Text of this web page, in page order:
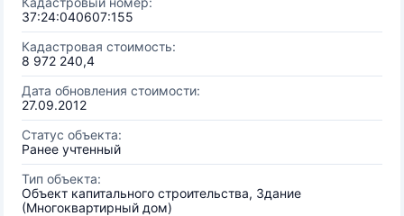
37:24:040607:155
Кадастровая стоимость:
8 972 240,4
Дата обновления стоимости:
27.09.2012
Статус объекта:
Ранее учтенный
Тип объекта:
Объект капитального строительства, Здание
(Многоквартирный дом)